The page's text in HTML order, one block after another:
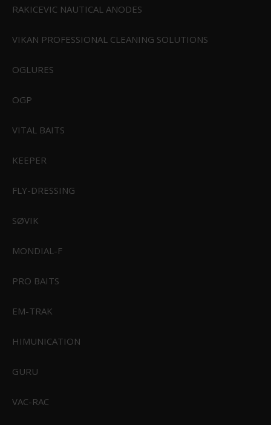
Blade
RAKICEVIC NAUTICAL ANODES
VIKAN PROFESSIONAL CLEANING SOLUTIONS
OGLURES
OGP
VITAL BAITS
KEEPER
FLY-DRESSING
SØVIK
MONDIAL-F
PRO BAITS
EM-TRAK
HIMUNICATION
GURU
VAC-RAC